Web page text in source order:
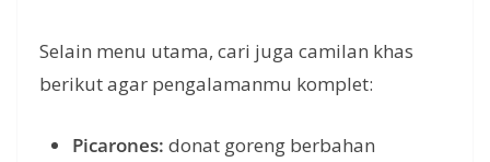
Selain menu utama, cari juga camilan khas
berikut agar pengalamanmu komplet:
Picarones: donat goreng berbahan